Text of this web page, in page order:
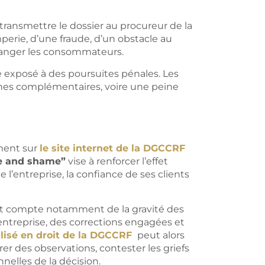
le dossier au procureur de la
d’une fraude, d’un obstacle au
les consommateurs.
à des poursuites pénales. Les
complémentaires, voire une peine
sur le site internet de la DGCCRF
and shame” vise à renforcer l’effet
l’entreprise, la confiance de ses clients
compte notamment de la gravité des
des corrections engagées et
en droit de la DGCCRF peut alors
des observations, contester les griefs
de la décision.